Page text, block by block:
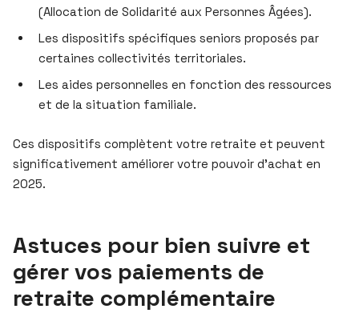
(Allocation de Solidarité aux Personnes Âgées).
Les dispositifs spécifiques seniors proposés par
certaines collectivités territoriales.
Les aides personnelles en fonction des ressources
et de la situation familiale.
Ces dispositifs complètent votre retraite et peuvent
significativement améliorer votre pouvoir d’achat en
2025.
Astuces pour bien suivre et
gérer vos paiements de
retraite complémentaire